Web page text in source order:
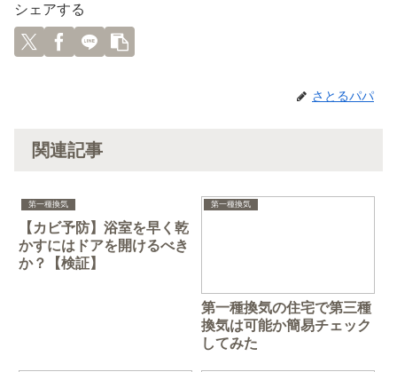
シェアする
さとるパパ
関連記事
第一種換気
【カビ予防】浴室を早く乾
かすにはドアを開けるべき
か？【検証】
第一種換気
第一種換気の住宅で第三種
換気は可能か簡易チェック
してみた